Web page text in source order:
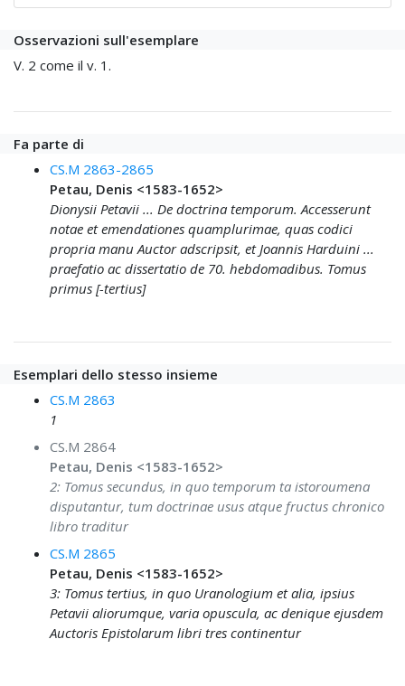
Osservazioni sull'esemplare
V. 2 come il v. 1.
Fa parte di
CS.M 2863-2865
Petau, Denis <1583-1652>
Dionysii Petavii ... De doctrina temporum. Accesserunt
notae et emendationes quamplurimae, quas codici
propria manu Auctor adscripsit, et Joannis Harduini ...
praefatio ac dissertatio de 70. hebdomadibus. Tomus
primus [-tertius]
Esemplari dello stesso insieme
CS.M 2863
1
CS.M 2864
Petau, Denis <1583-1652>
2: Tomus secundus, in quo temporum ta istoroumena
disputantur, tum doctrinae usus atque fructus chronico
libro traditur
CS.M 2865
Petau, Denis <1583-1652>
3: Tomus tertius, in quo Uranologium et alia, ipsius
Petavii aliorumque, varia opuscula, ac denique ejusdem
Auctoris Epistolarum libri tres continentur